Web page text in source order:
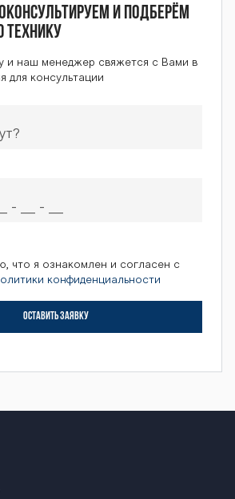
и подберём
технику
и наш менеджер свяжется с Вами в
для консультации
что я ознакомлен и согласен с
конфиденциальности
ОСТАВИТЬ ЗАЯВКУ